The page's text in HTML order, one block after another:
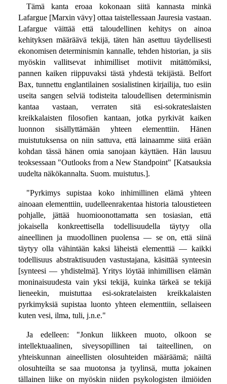
Tämä kanta eroaa kokonaan siitä kannasta minkä
Lafargue [Marxin vävy] ottaa taistellessaan Jauresia vastaan.
Lafargue väittää että taloudellinen kehitys on ainoa
kehityksen määräävä tekijä, täten hän asettuu täydellisesti
ekonomisen determinismin kannalle, tehden historian, ja siis
myöskin vallitsevat inhimilliset motiivit mitättömiksi,
pannen kaiken riippuvaksi tästä yhdestä tekijästä. Belfort
Bax, tunnettu englantilainen sosialistinen kirjailija, tuo esiin
useita sangen selviä todisteita taloudellisen determinismin
kantaa vastaan, verraten sitä esi-sokrateslaisten
kreikkalaisten filosofien kantaan, jotka pyrkivät kaiken
luonnon sisällyttämään yhteen elementtiin. Hänen
muistutuksensa on niin sattuva, että lainaamme siitä erään
kohdan tässä hänen omia sanojaan käyttäen. Hän lausuu
teoksessaan "Outlooks from a New Standpoint" [Katsauksia
uudelta näkökannalta. Suom. muistutus.].
"Pyrkimys supistaa koko inhimillinen elämä yhteen
ainoaan elementtiin, uudelleenrakentaa historia taloustieteen
pohjalle, jättää huomioonottamatta sen tosiasian, että
jokaisella konkreettisella todellisuudella täytyy olla
aineellinen ja muodollinen puolensa — se on, että siinä
täytyy olla vähintään kaksi läheistä elementtiä — kaikki
todellisuus abstraktisuuden vastustajana, käsittää synteesin
[synteesi — yhdistelmä]. Yritys löytää inhimillisen elämän
moninaisuudesta vain yksi tekijä, kuinka tärkeä se tekijä
lieneekin, muistuttaa esi-sokratelaisten kreikkalaisten
pyrkimyksiä supistaa luonto yhteen elementtiin, sellaiseen
kuten vesi, ilma, tuli, j.n.e."
Ja edelleen: "Jonkun liikkeen muoto, olkoon se
intellektuaalinen, siveysopillinen tai taiteellinen, on
yhteiskunnan aineellisten olosuhteiden määräämä; näiltä
olosuhteilta se saa muotonsa ja tyylinsä, mutta jokainen
tällainen liike on myöskin niiden psykologisten ilmiöiden